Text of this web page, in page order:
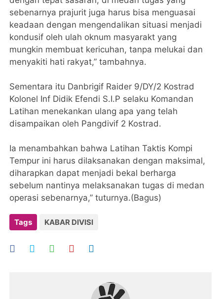
sebenarnya prajurit juga harus bisa menguasai
keadaan dengan mengendalikan situasi menjadi
kondusif oleh ulah oknum masyarakt yang
mungkin membuat kericuhan, tanpa melukai dan
menyakiti hati rakyat,” tambahnya.
Sementara itu Danbrigif Raider 9/DY/2 Kostrad
Kolonel Inf Didik Efendi S.I.P selaku Komandan
Latihan menekankan ulang apa yang telah
disampaikan oleh Pangdivif 2 Kostrad.
Ia menambahkan bahwa Latihan Taktis Kompi
Tempur ini harus dilaksanakan dengan maksimal,
diharapkan dapat menjadi bekal berharga
sebelum nantinya melaksanakan tugas di medan
operasi sebenarnya,” tuturnya.(Bagus)
Tags KABAR DIVISI